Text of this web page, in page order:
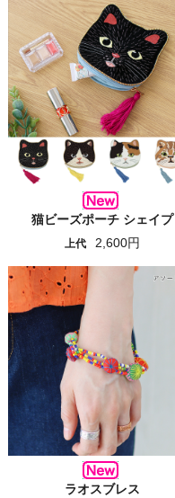
猫ビーズポーチ シェイプ
上代 2,600円
ラオスブレス